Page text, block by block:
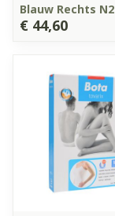
Blauw Rechts N2
€ 44,60